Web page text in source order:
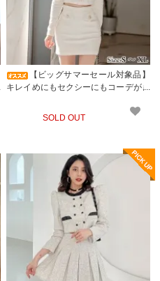
【ビッグサマーセール対象品】
キレイめにもセクシーにもコーデがき
ス・CABARETDRESS)
SOLD OUT